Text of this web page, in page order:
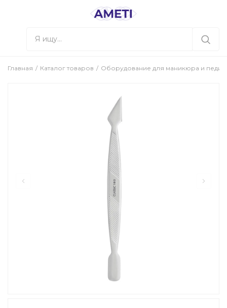
Главная Каталог товаров Оборудование для маникюра и